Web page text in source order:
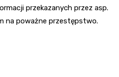
przekazanych przez asp.
na poważne przestępstwo.